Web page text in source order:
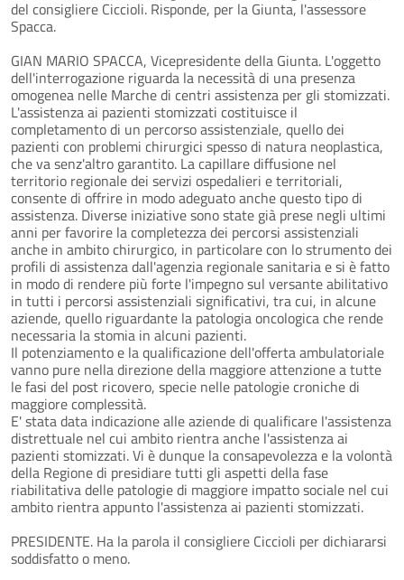
del consigliere Ciccioli. Risponde, per la Giunta, l'assessore
Spacca.
GIAN MARIO SPACCA, Vicepresidente della Giunta. L'oggetto
dell'interrogazione riguarda la necessità di una presenza
omogenea nelle Marche di centri assistenza per gli stomizzati.
L'assistenza ai pazienti stomizzati costituisce il
completamento di un percorso assistenziale, quello dei
pazienti con problemi chirurgici spesso di natura neoplastica,
che va senz'altro garantito. La capillare diffusione nel
territorio regionale dei servizi ospedalieri e territoriali,
consente di offrire in modo adeguato anche questo tipo di
assistenza. Diverse iniziative sono state già prese negli ultimi
anni per favorire la completezza dei percorsi assistenziali
anche in ambito chirurgico, in particolare con lo strumento dei
profili di assistenza dall'agenzia regionale sanitaria e si è fatto
in modo di rendere più forte l'impegno sul versante abilitativo
in tutti i percorsi assistenziali significativi, tra cui, in alcune
aziende, quello riguardante la patologia oncologica che rende
necessaria la stomia in alcuni pazienti.
Il potenziamento e la qualificazione dell'offerta ambulatoriale
vanno pure nella direzione della maggiore attenzione a tutte
le fasi del post ricovero, specie nelle patologie croniche di
maggiore complessità.
E' stata data indicazione alle aziende di qualificare l'assistenza
distrettuale nel cui ambito rientra anche l'assistenza ai
pazienti stomizzati. Vi è dunque la consapevolezza e la volontà
della Regione di presidiare tutti gli aspetti della fase
riabilitativa delle patologie di maggiore impatto sociale nel cui
ambito rientra appunto l'assistenza ai pazienti stomizzati.
PRESIDENTE. Ha la parola il consigliere Ciccioli per dichiararsi
soddisfatto o meno.